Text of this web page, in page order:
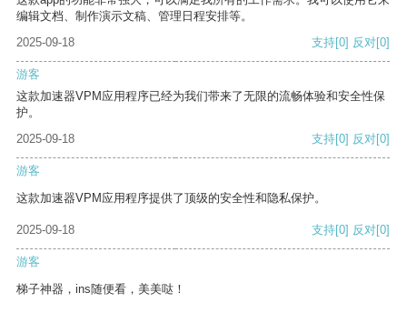
编辑文档、制作演示文稿、管理日程安排等。
2025-09-18
支持[0] 反对[0]
游客
这款加速器VPM应用程序已经为我们带来了无限的流畅体验和安全性保
护。
2025-09-18
支持[0] 反对[0]
游客
这款加速器VPM应用程序提供了顶级的安全性和隐私保护。
2025-09-18 支持[0] 反对[0]
游客
梯子神器，ins随便看，美美哒！